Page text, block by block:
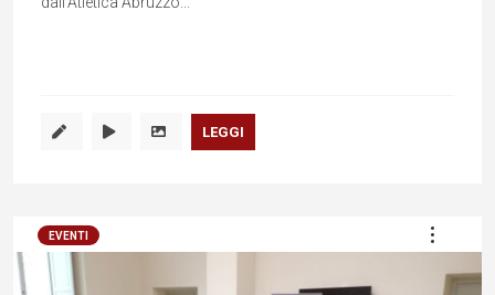
LEGGI
EVENTI